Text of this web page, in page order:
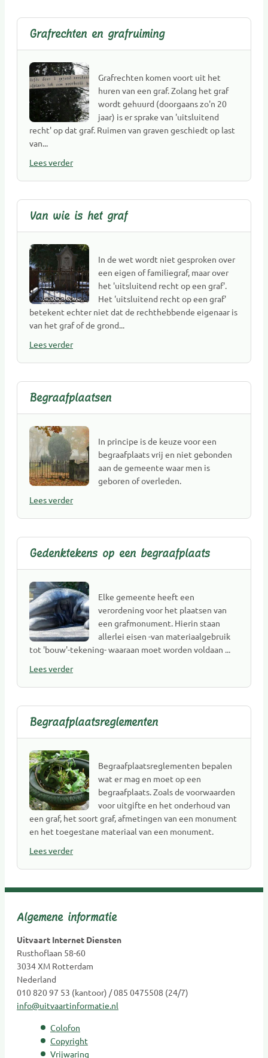
Overlijdensberichten
Ritueelbegeleiding
Rouw- en verliesbegeleiding kinderen
Rouw- en verliesbegeleiding volwassenen
Rouwcentra
Uitvaartbegeleiding
Uitvaartkisten
Uitvaartmuziek
Uitvaartverenigingen
Uitvaartverzekeringen
Uitvaartverzorging
Uitvaartwinkel
Verzekeringen overlijdensrisico
Voorlichting
Wensenregistratie
Fotografie
Beveiliging
Styling & Decoratie
Grafrechten en grafruiming
Grafrechten komen voort uit het
huren van een graf. Zolang het graf
wordt gehuurd (doorgaans zo'n 20
jaar) is er sprake van 'uitsluitend
recht' op dat graf. Ruimen van graven geschiedt op last
van...
Lees verder
Van wie is het graf
In de wet wordt niet gesproken over
een eigen of familiegraf, maar over
het 'uitsluitend recht op een graf'.
Het 'uitsluitend recht op een graf'
betekent echter niet dat de rechthebbende eigenaar is
van het graf of de grond...
Lees verder
Begraafplaatsen
In principe is de keuze voor een
begraafplaats vrij en niet gebonden
aan de gemeente waar men is
geboren of overleden.
Lees verder
Gedenktekens op een begraafplaats
Elke gemeente heeft een
verordening voor het plaatsen van
een grafmonument. Hierin staan
allerlei eisen -van materiaalgebruik
tot 'bouw'-tekening- waaraan moet worden voldaan ...
Lees verder
Begraafplaatsreglementen
Begraafplaatsreglementen bepalen
wat er mag en moet op een
begraafplaats. Zoals de voorwaarden
voor uitgifte en het onderhoud van
een graf, het soort graf, afmetingen van een monument
en het toegestane materiaal van een monument.
Lees verder
Algemene informatie
Uitvaart Internet Diensten
Rusthoflaan 58-60
3034 XM Rotterdam
Nederland
010 820 97 53 (kantoor) / 085 0475508 (24/7)
info@uitvaartinformatie.nl
Colofon
Copyright
Vrijwaring